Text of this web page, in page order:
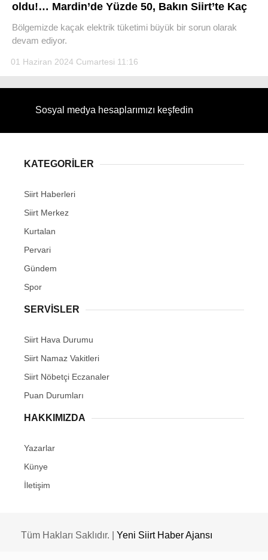
oldu!… Mardin’de Yüzde 50, Bakın Siirt’te Kaç
Bölgemizde kaçak elektrik tüketimi büyük bir sorun olarak
devam ediyor.
01 Haziran 2024 Cumartesi 11:16
Sosyal medya hesaplarımızı keşfedin
KATEGORİLER
Siirt Haberleri
Siirt Merkez
Kurtalan
Pervari
Gündem
Spor
SERVİSLER
Siirt Hava Durumu
Siirt Namaz Vakitleri
Siirt Nöbetçi Eczanaler
Puan Durumları
HAKKIMIZDA
Yazarlar
Künye
İletişim
Tüm Hakları Saklıdır. | Yeni Siirt Haber Ajansı